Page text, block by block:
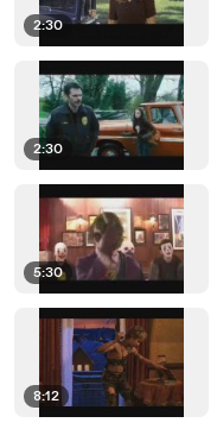
2:30
2:30
5:30
8:12